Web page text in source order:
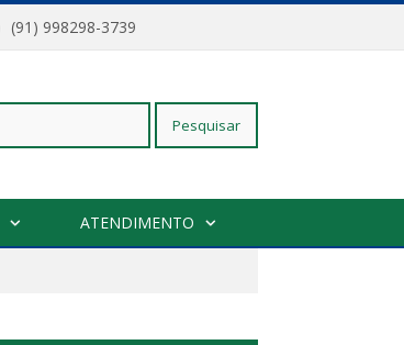
(91) 998298-3739
ATENDIMENTO